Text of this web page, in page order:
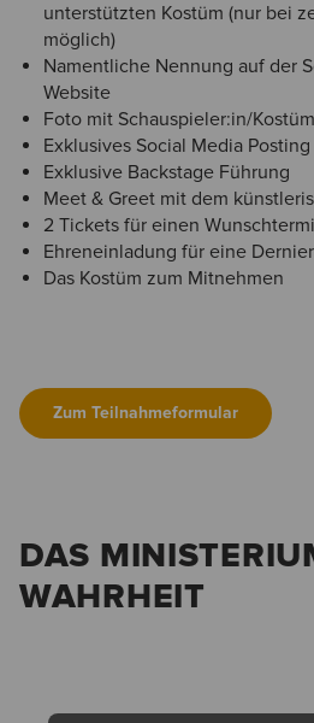
unterstützten Kostüm (nur bei
möglich)
Namentliche Nennung auf der
Website
Foto mit Schauspieler:in/Kostüm
Exklusives Social Media Posting
Exklusive Backstage Führung
Meet & Greet mit dem
2 Tickets für einen
Ehreneinladung für eine
Das Kostüm zum Mitnehmen
Zum Teilnahmeformular
DAS
WAHRHEIT